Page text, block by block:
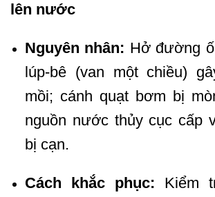
lên nước
Nguyên nhân: Hở đường
lúp-bê (van một chiều)
mồi; cánh quạt bơm bị
nguồn nước thủy cục cấp
bị cạn.
Cách khắc phục: Kiểm